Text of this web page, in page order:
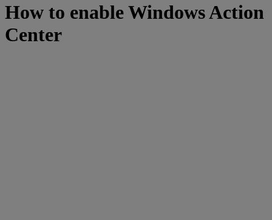
How to enable Windows Action
Center